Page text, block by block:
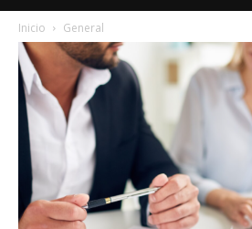
Digital
Inicio General